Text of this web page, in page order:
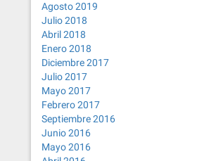
Agosto 2019
Julio 2018
Abril 2018
Enero 2018
Diciembre 2017
Julio 2017
Mayo 2017
Febrero 2017
Septiembre 2016
Junio 2016
Mayo 2016